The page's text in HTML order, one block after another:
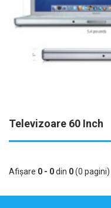
Televizoare 60 Inch
Afişare 0 - 0din 0(0 pagini)